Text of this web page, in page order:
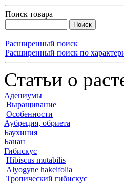
Поиск товара
Расширенный поиск
Расширенный поиск по
Статьи о
Адениумы
Выращивание
Особенности
Аубреция, обриета
Баухиния
Банан
Гибискус
Hibiscus mutabilis
Alyogyne hakeifolia
Тропический гибискус